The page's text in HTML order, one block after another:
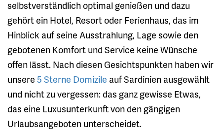
selbstverständlich optimal genießen und dazu
gehört ein Hotel, Resort oder Ferienhaus, das im
Hinblick auf seine Ausstrahlung, Lage sowie den
gebotenen Komfort und Service keine Wünsche
offen lässt. Nach diesen Gesichtspunkten haben wir
unsere 5 Sterne Domizile auf Sardinien ausgewählt
und nicht zu vergessen: das ganz gewisse Etwas,
das eine Luxusunterkunft von den gängigen
Urlaubsangeboten unterscheidet.